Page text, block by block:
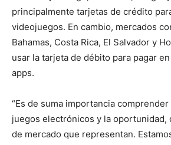
principalmente tarjetas de crédito
videojuegos. En cambio, mercados
Bahamas, Costa Rica, El Salvador y
usar la tarjeta de débito para pagar
apps.
“Es de suma importancia
juegos electrónicos y la oportunidad,
de mercado que representan.